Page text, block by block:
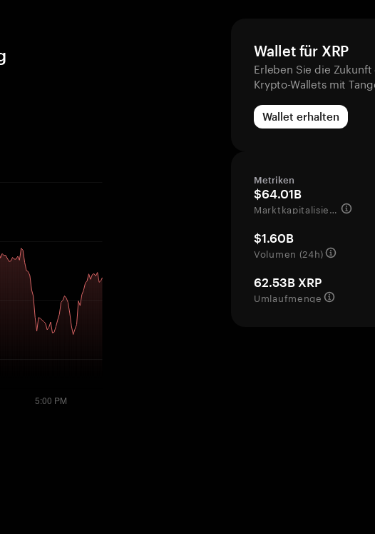
Wallet für XRP
Erleben Sie die
Krypto-Wallets mit
Wallet erhalten
Metriken
$64.01B
Marktkapitalisierung
$1.60B
Volumen (24h)
62.53B XRP
Umlaufmenge